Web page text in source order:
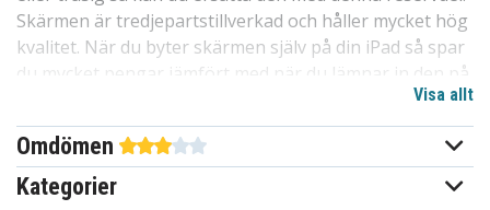
Skärmen är tredjepartstillverkad och håller mycket hög
kvalitet. När du byter skärmen själv på din iPad så spar
du mycket pengar jämfört med när du lämnar in den på
reparation. Känner du dig osäker på hur du skall gå
tillväga så finns det mängder av nyttiga guider online
som hjälper dig att lyckas.
Egenskaper
Visa allt
Omdömen
Kategorier